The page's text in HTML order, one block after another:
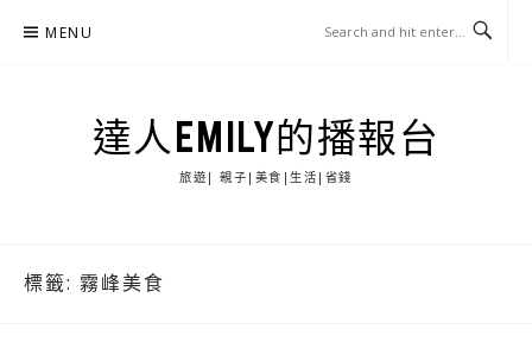
MENU
達人EMILY的播報台
旅遊| 親子|美食|生活|省錢
標籤: 霧峰美食